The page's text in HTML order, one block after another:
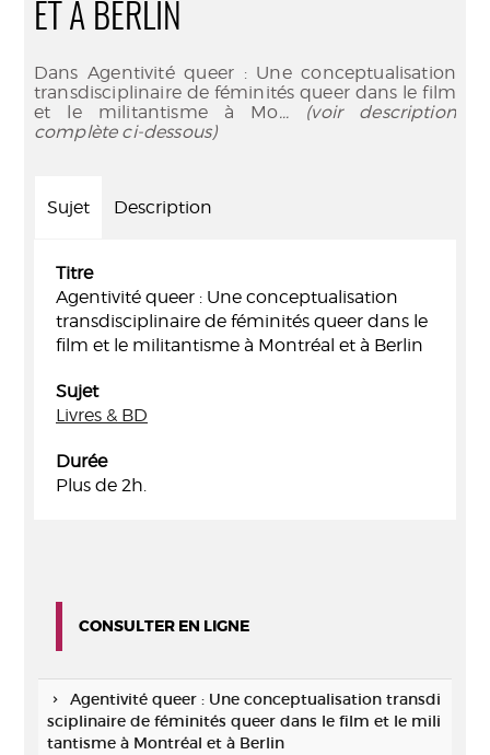
ET À BERLIN
Dans Agentivité queer : Une conceptualisation
transdisciplinaire de féminités queer dans le film
et le militantisme à Mo... (voir description
complète ci-dessous)
Sujet Description
Titre
Agentivité queer : Une conceptualisation
transdisciplinaire de féminités queer dans le
film et le militantisme à Montréal et à Berlin
Sujet
Livres & BD
Durée
Plus de 2h.
CONSULTER EN LIGNE
Agentivité queer : Une conceptualisation transdi
sciplinaire de féminités queer dans le film et le mili
tantisme à Montréal et à Berlin